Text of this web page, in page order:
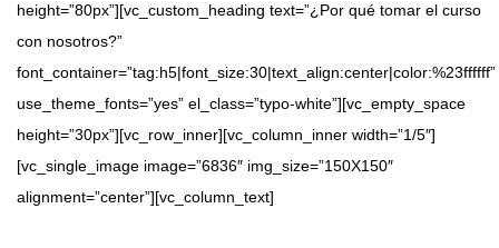
height=”80px”][vc_custom_heading text=”¿Por qué tomar el curso
con nosotros?”
font_container=”tag:h5|font_size:30|text_align:center|color:%23ffffff”
use_theme_fonts=”yes” el_class=”typo-white”][vc_empty_space
height=”30px”][vc_row_inner][vc_column_inner width=”1/5″]
[vc_single_image image=”6836″ img_size=”150X150″
alignment=”center”][vc_column_text]